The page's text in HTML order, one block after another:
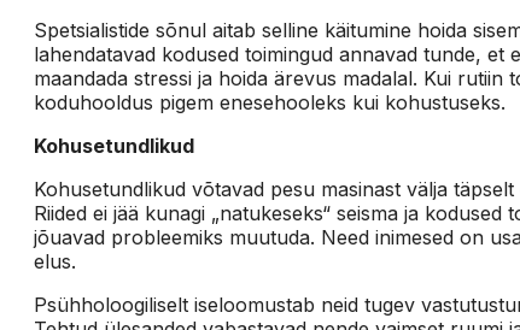
Spetsialistide sõnul aitab selline käitumine hoida
lahendatavad kodused toimingud annavad tunde, et
maandada stressi ja hoida ärevus madalal. Kui rutiin
koduhooldus pigem enesehooleks kui kohustuseks.
Kohusetundlikud
Kohusetundlikud võtavad pesu masinast välja
Riided ei jää kunagi „natukeseks“ seisma ja
jõuavad probleemiks muutuda. Need inimesed on
elus.
Psühholoogiliselt iseloomustab neid tugev